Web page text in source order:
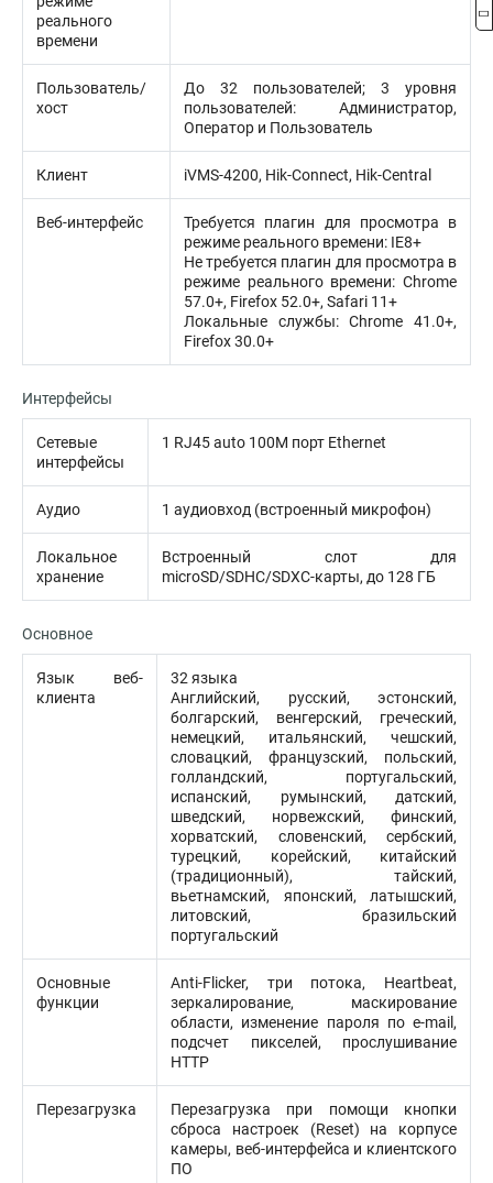
реального
времени
Пользователь/
хост
До 32 пользователей; 3 уровня
пользователей: Администратор,
Оператор и Пользователь
Клиент iVMS-4200, Hik-Connect, Hik-Central
Веб-интерфейс
Требуется плагин для просмотра в
режиме реального времени: IE8+
Не требуется плагин для просмотра в
режиме реального времени: Chrome
57.0+, Firefox 52.0+, Safari 11+
Локальные службы: Chrome 41.0+,
Firefox 30.0+
Интерфейсы
Сетевые
интерфейсы
1 RJ45 auto 100M порт Ethernet
Аудио 1 аудиовход (встроенный микрофон)
Локальное
хранение
Встроенный слот для
microSD/SDHC/SDXC-карты, до 128 ГБ
Основное
Язык веб-
клиента
32 языка
Английский, русский, эстонский,
болгарский, венгерский, греческий,
немецкий, итальянский, чешский,
словацкий, французский, польский,
голландский, португальский,
испанский, румынский, датский,
шведский, норвежский, финский,
хорватский, словенский, сербский,
турецкий, корейский, китайский
(традиционный), тайский,
вьетнамский, японский, латышский,
литовский, бразильский
португальский
Основные
функции
Anti-Flicker, три потока, Heartbeat,
зеркалирование, маскирование
области, изменение пароля по e-mail,
подсчет пикселей, прослушивание
HTTP
Перезагрузка
Перезагрузка при помощи кнопки
сброса настроек (Reset) на корпусе
камеры, веб-интерфейса и клиентского
ПО